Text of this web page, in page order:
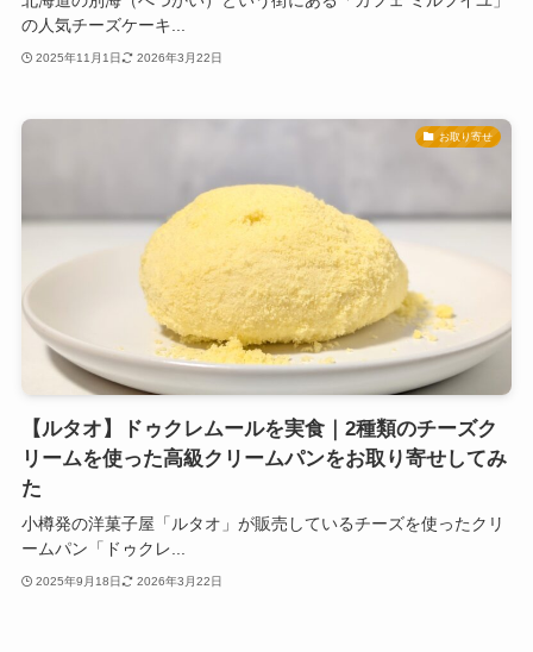
の人気チーズケーキ...
2025年11月1日 2026年3月22日
お取り寄せ
【ルタオ】ドゥクレムールを実食｜2種類のチーズク
リームを使った高級クリームパンをお取り寄せしてみ
た
小樽発の洋菓子屋「ルタオ」が販売しているチーズを使ったクリ
ームパン「ドゥクレ...
2025年9月18日 2026年3月22日